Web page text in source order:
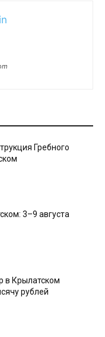
Гребного
3–9 августа
в Крылатском
рублей